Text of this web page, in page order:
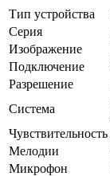
Тип устройства
Серия
Изображение
Подключение
Разрешение
Система
Чувствительность
Мелодии
Микрофон